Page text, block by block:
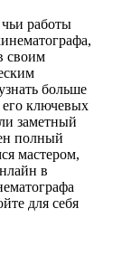
работы
своим
больше
ключевых
заметный
полный
мастером,
в
для себя